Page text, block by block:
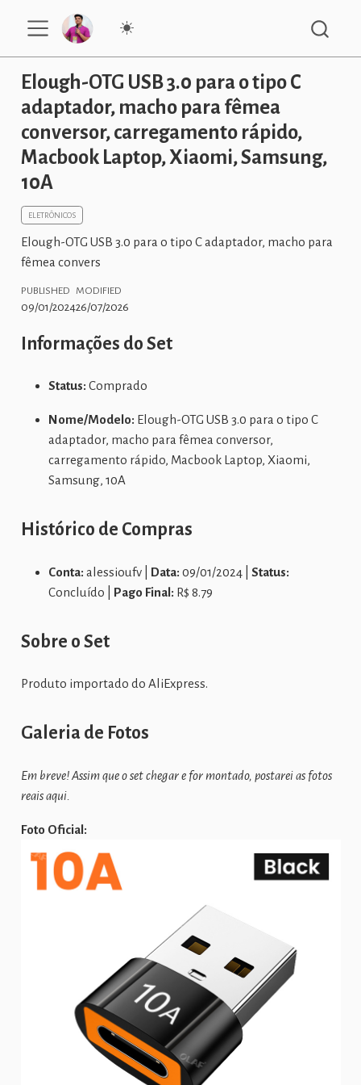
Elough-OTG USB 3.0 para o tipo C
adaptador, macho para fêmea
conversor, carregamento rápido,
Macbook Laptop, Xiaomi, Samsung,
10A
ELETRÔNICOS
Elough-OTG USB 3.0 para o tipo C adaptador, macho para
fêmea convers
PUBLISHED
09/01/2024
MODIFIED
26/07/2026
Informações do Set
Status: Comprado
Nome/Modelo: Elough-OTG USB 3.0 para o tipo C
adaptador, macho para fêmea conversor,
carregamento rápido, Macbook Laptop, Xiaomi,
Samsung, 10A
Histórico de Compras
Conta: alessioufv | Data: 09/01/2024 | Status:
Concluído | Pago Final: R$ 8.79
Sobre o Set
Produto importado do AliExpress.
Galeria de Fotos
Em breve! Assim que o set chegar e for montado, postarei as fotos
reais aqui.
Foto Oficial: